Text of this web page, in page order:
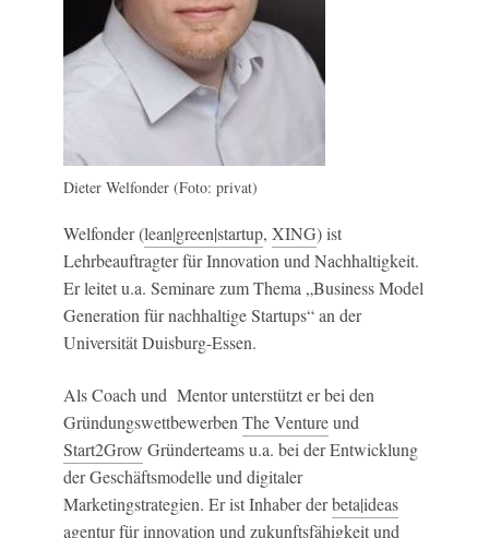
Dieter Welfonder (Foto: privat)
Welfonder (lean|green|startup, XING) ist
Lehrbeauftragter für Innovation und Nachhaltigkeit.
Er leitet u.a. Seminare zum Thema „Business Model
Generation für nachhaltige Startups“ an der
Universität Duisburg-Essen.
Als Coach und Mentor unterstützt er bei den
Gründungswettbewerben The Ventureund
Start2Grow Gründerteams u.a. bei der Entwicklung
der Geschäftsmodelle und digitaler
Marketingstrategien. Er ist Inhaber derbeta|ideas
agentur für innovation und zukunftsfähigkeitund